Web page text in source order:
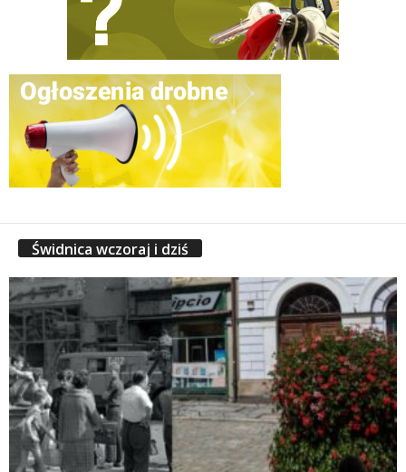
Świdnica wczoraj i dziś